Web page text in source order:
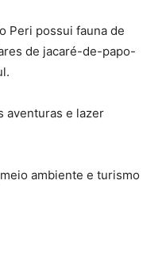
Peri possui fauna de
de jacaré-de-papo-
aventuras e lazer
ambiente e turismo